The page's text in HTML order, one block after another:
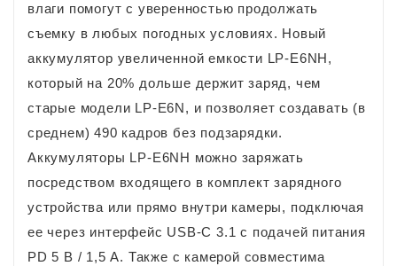
влаги помогут с уверенностью продолжать
съемку в любых погодных условиях. Новый
аккумулятор увеличенной емкости LP-E6NH,
который на 20% дольше держит заряд, чем
старые модели LP-E6N, и позволяет создавать (в
среднем) 490 кадров без подзарядки.
Аккумуляторы LP-E6NH можно заряжать
посредством входящего в комплект зарядного
устройства или прямо внутри камеры, подключая
ее через интерфейс USB-C 3.1 с подачей питания
PD 5 В / 1,5 А. Также с камерой совместима